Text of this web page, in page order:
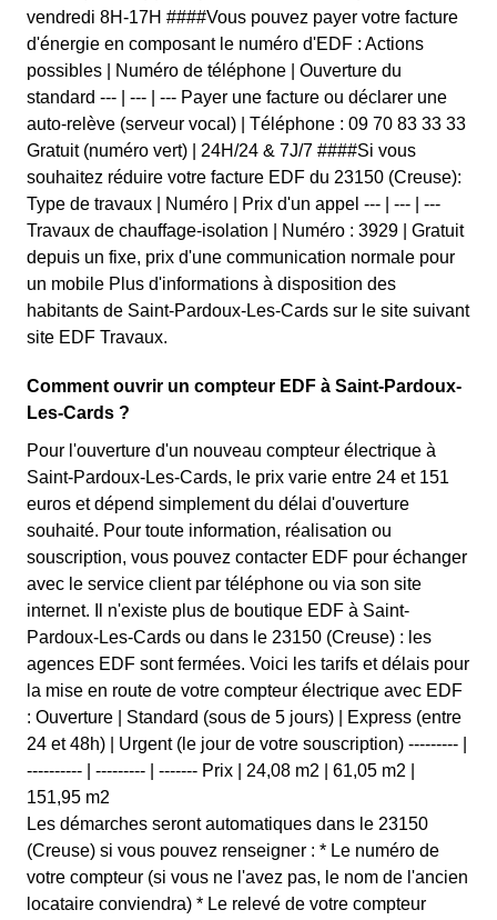
vendredi 8H-17H ####Vous pouvez payer votre facture
d'énergie en composant le numéro d'EDF : Actions
possibles | Numéro de téléphone | Ouverture du
standard --- | --- | --- Payer une facture ou déclarer une
auto-relève (serveur vocal) | Téléphone : 09 70 83 33 33
Gratuit (numéro vert) | 24H/24 & 7J/7 ####Si vous
souhaitez réduire votre facture EDF du 23150 (Creuse):
Type de travaux | Numéro | Prix d'un appel --- | --- | ---
Travaux de chauffage-isolation | Numéro : 3929 | Gratuit
depuis un fixe, prix d'une communication normale pour
un mobile Plus d'informations à disposition des
habitants de Saint-Pardoux-Les-Cards sur le site suivant
site EDF Travaux.
Comment ouvrir un compteur EDF à Saint-Pardoux-
Les-Cards ?
Pour l'ouverture d'un nouveau compteur électrique à
Saint-Pardoux-Les-Cards, le prix varie entre 24 et 151
euros et dépend simplement du délai d'ouverture
souhaité. Pour toute information, réalisation ou
souscription, vous pouvez contacter EDF pour échanger
avec le service client par téléphone ou via son site
internet. Il n'existe plus de boutique EDF à Saint-
Pardoux-Les-Cards ou dans le 23150 (Creuse) : les
agences EDF sont fermées. Voici les tarifs et délais pour
la mise en route de votre compteur électrique avec EDF
: Ouverture | Standard (sous de 5 jours) | Express (entre
24 et 48h) | Urgent (le jour de votre souscription) --------- |
---------- | --------- | ------- Prix | 24,08 m2 | 61,05 m2 |
151,95 m2
Les démarches seront automatiques dans le 23150
(Creuse) si vous pouvez renseigner : * Le numéro de
votre compteur (si vous ne l'avez pas, le nom de l'ancien
locataire conviendra) * Le relevé de votre compteur